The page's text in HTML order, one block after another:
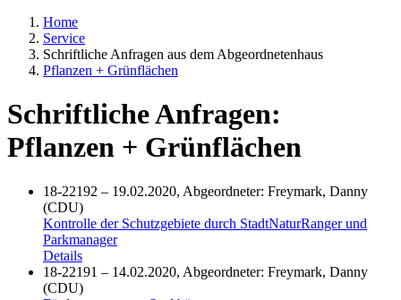
Home
Service
Schriftliche Anfragen aus dem Abgeordnetenhaus
Pflanzen + Grünflächen
Schriftliche Anfragen:
Pflanzen + Grünflächen
18-22192 – 19.02.2020, Abgeordneter: Freymark, Danny
(CDU)
Kontrolle der Schutzgebiete durch StadtNaturRanger und
Parkmanager
Details
18-22191 – 14.02.2020, Abgeordneter: Freymark, Danny
(CDU)